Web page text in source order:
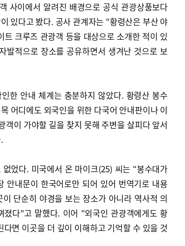
사이에서 알려진 배경으로 공식 관광상품보다
있다고 봤다. 공사 관계자는 “황령산은 부산 야
크루즈 관광객 등을 대상으로 소개한 적이 있
발적으로 장소를 공유하면서 생겨난 것으로 보
한 안내 체계는 충분하지 않았다. 황령산 봉수
어디에도 외국인을 위한 다국어 안내판이나 이
이 가야할 길을 찾지 못해 주변을 살피다 앞서
었다. 미국에서 온 마이크(25) 씨는 “봉수대가
안내문이 한국어로만 되어 있어 번역기로 내용
단순히 야경을 보는 장소가 아니라 역사적 의
다”고 말했다. 이어 “외국인 관광객에게도 황
면 이곳을 더 깊이 이해하고 기억할 수 있을 것